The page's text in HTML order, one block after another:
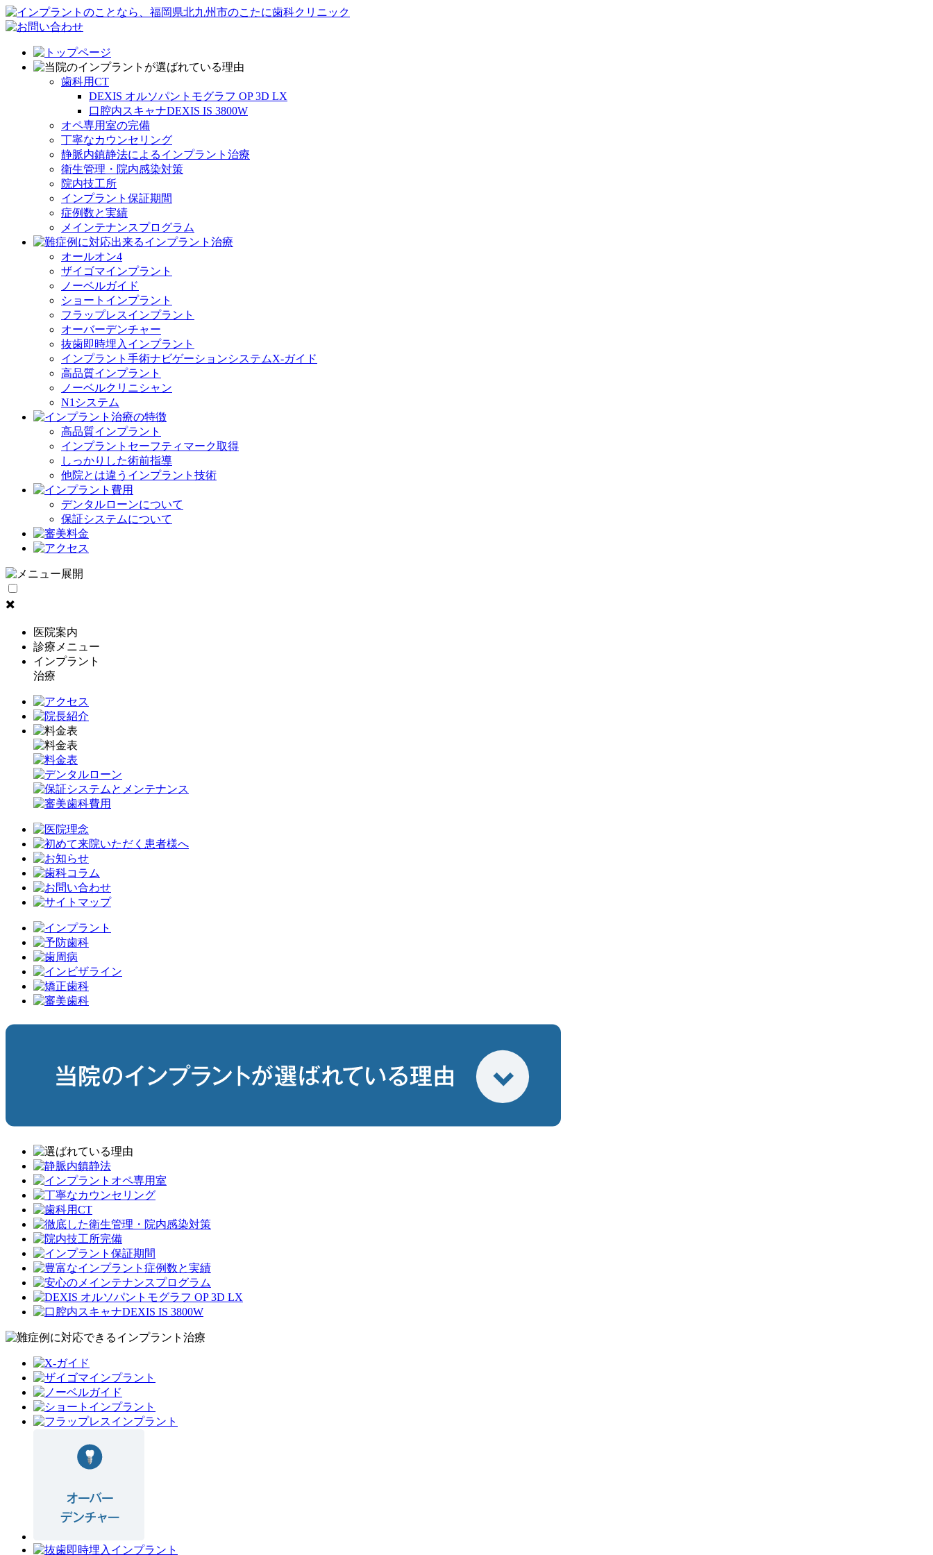
歯科用CT
DEXIS オルソパントモグラフ OP 3D LX
口腔内スキャナDEXIS IS 3800W
オペ専用室の完備
丁寧なカウンセリング
静脈内鎮静法によるインプラント治療
衛生管理・院内感染対策
院内技工所
インプラント保証期間
症例数と実績
メインテナンスプログラム
オールオン4
ザイゴマインプラント
ノーベルガイド
ショートインプラント
フラップレスインプラント
オーバーデンチャー
抜歯即時埋入インプラント
インプラント手術ナビゲーションシステムX-ガイド
高品質インプラント
ノーベルクリニシャン
N1システム
高品質インプラント
インプラントセーフティマーク取得
しっかりした術前指導
他院とは違うインプラント技術
デンタルローンについて
保証システムについて
✖️
医院案内
診療メニュー
インプラント
治療